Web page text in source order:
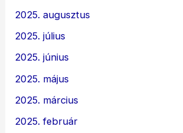
2025. augusztus
2025. július
2025. június
2025. május
2025. március
2025. február